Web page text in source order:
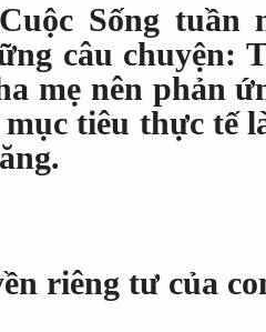
Sống tuần
câu chuyện:
mẹ nên phản
tiêu thực tế
riêng tư của